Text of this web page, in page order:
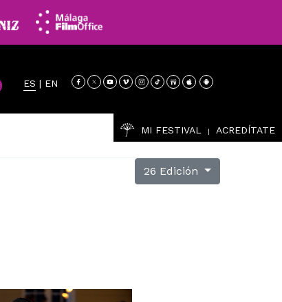
ES | EN
MI FESTIVAL | ACREDÍTATE
26 Edición